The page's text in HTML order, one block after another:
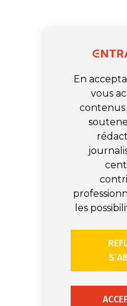
En
vous
contenus
les